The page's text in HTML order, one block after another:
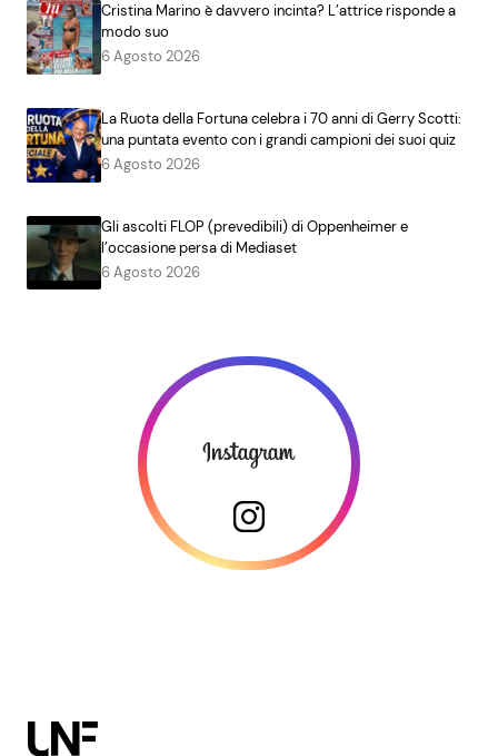
Cristina Marino è davvero incinta? L’attrice risponde a
modo suo
6 Agosto 2026
La Ruota della Fortuna celebra i 70 anni di Gerry Scotti:
una puntata evento con i grandi campioni dei suoi quiz
6 Agosto 2026
Gli ascolti FLOP (prevedibili) di Oppenheimer e
l’occasione persa di Mediaset
6 Agosto 2026